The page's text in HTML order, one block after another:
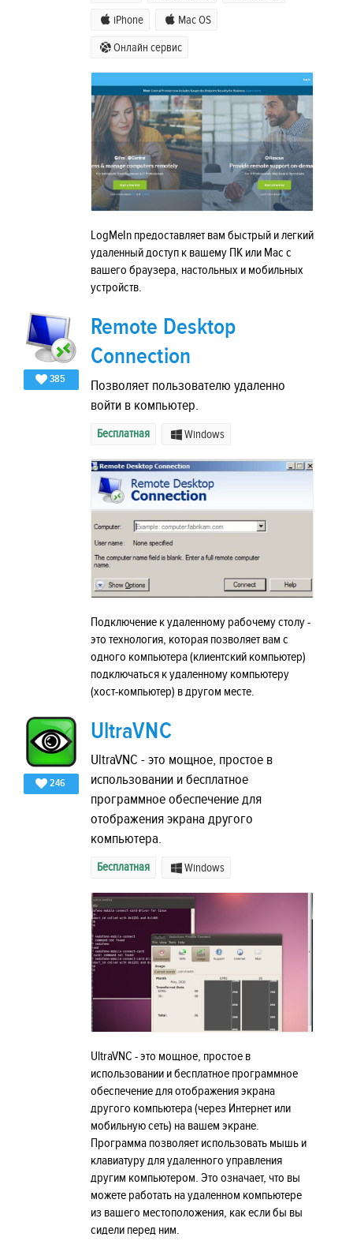
iPhone Mac OS
Онлайн сервис
LogMeIn предоставляет вам быстрый и легкий
удаленный доступ к вашему ПК или Mac с
вашего браузера, настольных и мобильных
устройств.
385
Remote Desktop
Connection
Позволяет пользователю удаленно
войти в компьютер.
Бесплатная Windows
Подключение к удаленному рабочему столу -
это технология, которая позволяет вам с
одного компьютера (клиентский компьютер)
подключаться к удаленному компьютеру
(хост-компьютер) в другом месте.
246
UltraVNC
UltraVNC - это мощное, простое в
использовании и бесплатное
программное обеспечение для
отображения экрана другого
компьютера.
Бесплатная Windows
UltraVNC - это мощное, простое в
использовании и бесплатное программное
обеспечение для отображения экрана
другого компьютера (через Интернет или
мобильную сеть) на вашем экране.
Программа позволяет использовать мышь и
клавиатуру для удаленного управления
другим компьютером. Это означает, что вы
можете работать на удаленном компьютере
из вашего местоположения, как если бы вы
сидели перед ним.